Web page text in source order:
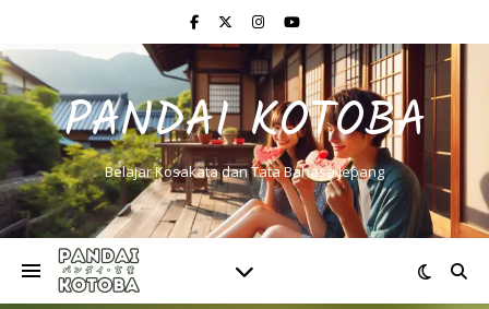
PANDAI KOTOBA
Belajar Kosakata dan Tata Bahasa Jepang